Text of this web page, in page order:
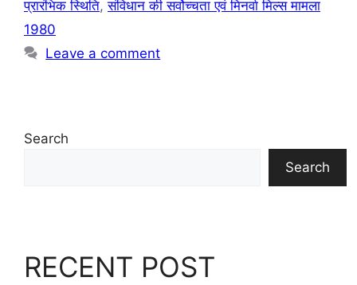
प्रारंभिक स्थिति,संविधान की सर्वोच्चता एवं मिनर्वा मिल्स मामला
1980
Leave a comment
Search
Search
RECENT POST